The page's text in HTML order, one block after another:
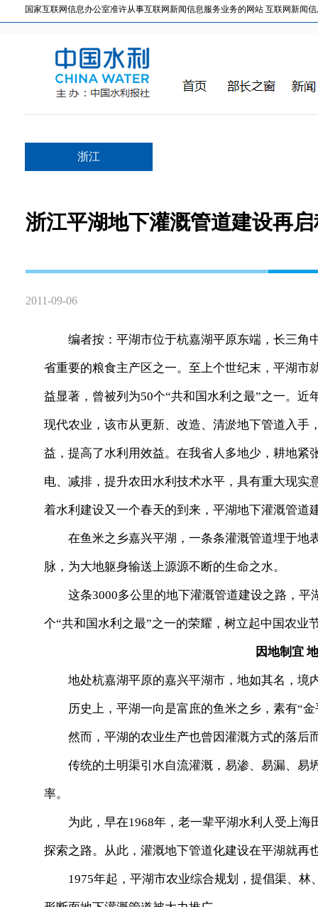
国家互联网信息办公室准许从事互联网新闻信息服务业务的网站 互联网新闻信
浙江
浙江平湖地下灌溉管道建设再
2011-09-06
编者按：平湖市位于杭嘉湖平原东端，长三角
省重要的粮食主产区之一。至上个世纪末，平湖市
益显著，曾被列为50个“共和国水利之最”之一。
现代农业，该市从更新、改造、清淤地下管道入
益，提高了水利用效益。在我省人多地少，耕地
电、减排，提升农田水利技术水平，具有重大现
着水利建设又一个春天的到来，平湖地下灌溉管道
在鱼米之乡嘉兴平湖，一条条灌溉管道埋于地
脉，为大地躯身输送上源源不断的生命之水。
这条3000多公里的地下灌溉管道建设之路，平
个“共和国水利之最”之一的荣耀，树立起中国农业
因地制宜 地
地处杭嘉湖平原的嘉兴平湖市，地如其名，境
历史上，平湖一向是富庶的鱼米之乡，素有“金
然而，平湖的农业生产也曾因灌溉方式的落后
传统的土明渠引水自流灌溉，易渗、易漏、易
率。
为此，早在1968年，老一辈平湖水利人受上海
探索之路。从此，灌溉地下管道化建设在平湖就再
1975年起，平湖市农业综合规划，提倡渠、林